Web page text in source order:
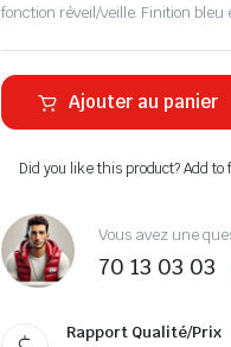
fonction réveil/veille. Finition bleu
Ajouter au panier
Did you like this product? Add
Vous avez une
70 13 03 03
Rapport Qualité/Prix